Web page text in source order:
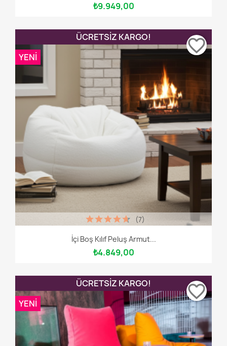
₺9.949,00
İçi Boş Kılıf Peluş Armut...
₺4.849,00
(7)
ÜCRETSIZ KARGO!
YENI
favorite_border
ÜCRETSIZ KARGO!
YENI
favorite_border